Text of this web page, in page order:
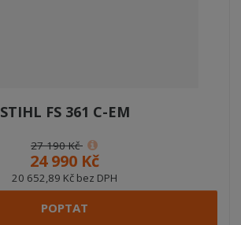
STIHL FS 361 C-EM
27 190 Kč
24 990 Kč
20 652,89 Kč bez DPH
POPTAT